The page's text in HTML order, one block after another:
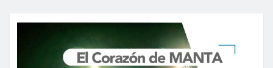
de
entradas